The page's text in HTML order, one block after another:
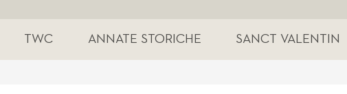
TWC ANNATE STORICHE SANCT VALENTIN